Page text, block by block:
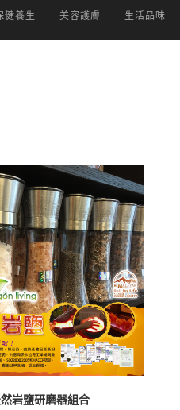
健養生 美容護膚 生活品味
岩鹽研磨器組合